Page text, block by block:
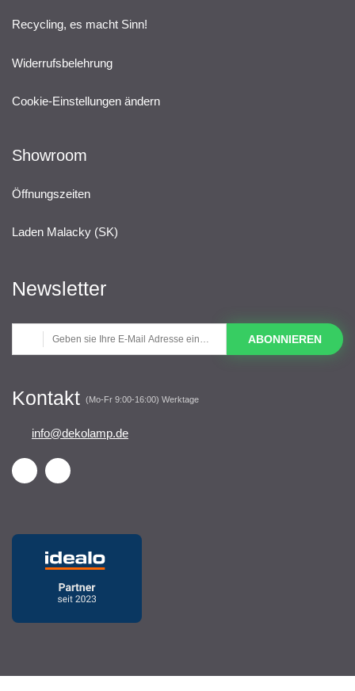
Recycling, es macht Sinn!
Widerrufsbelehrung
Cookie-Einstellungen ändern
Showroom
Öffnungszeiten
Laden Malacky (SK)
Newsletter
ABONNIEREN
Kontakt (Mo-Fr 9:00-16:00) Werktage
info@dekolamp.de